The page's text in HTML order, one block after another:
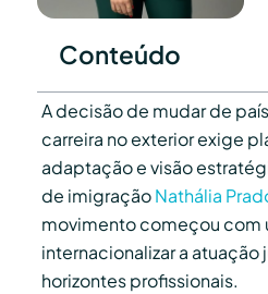
Conteúdo
A decisão de mudar de
carreira no exterior exige
adaptação e visão
de imigraçãoNathália
movimento começou com
internacionalizar a atuação
horizontes profissionais.